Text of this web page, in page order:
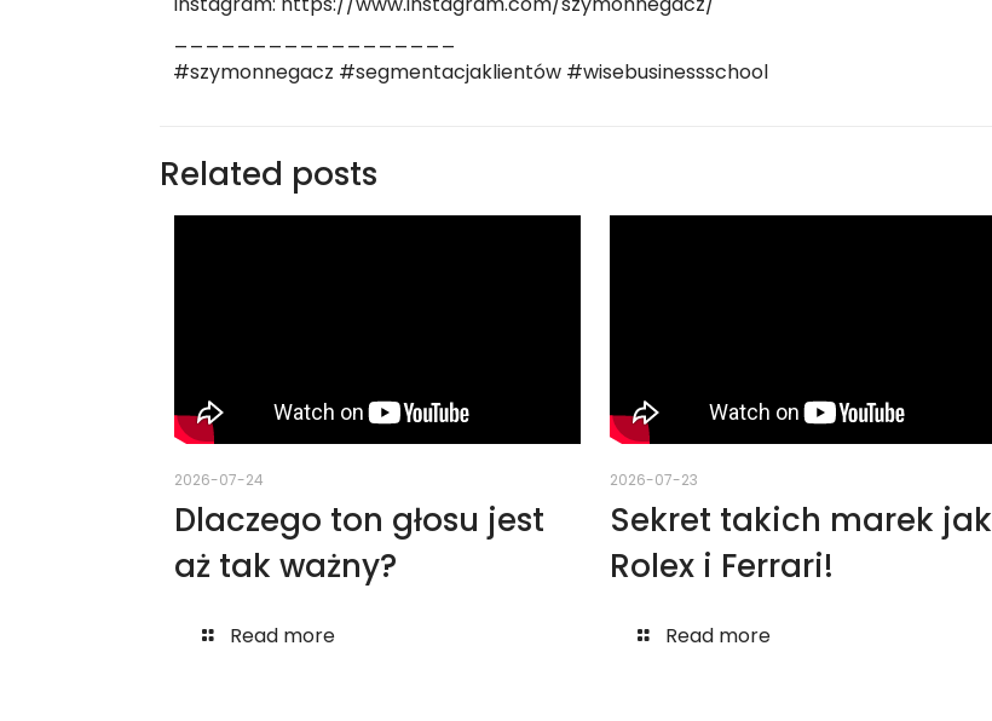
#szymonnegacz #segmentacjaklientów #wisebusinessschool
Related posts
2026-07-24
Dlaczego ton głosu jest
aż tak ważny?
Read more
2026-07-23
Sekret takich marek jak
Rolex i Ferrari!
Read more